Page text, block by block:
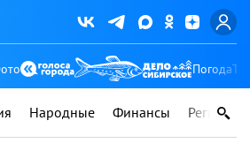
Погода
Народные Финансы Регионы